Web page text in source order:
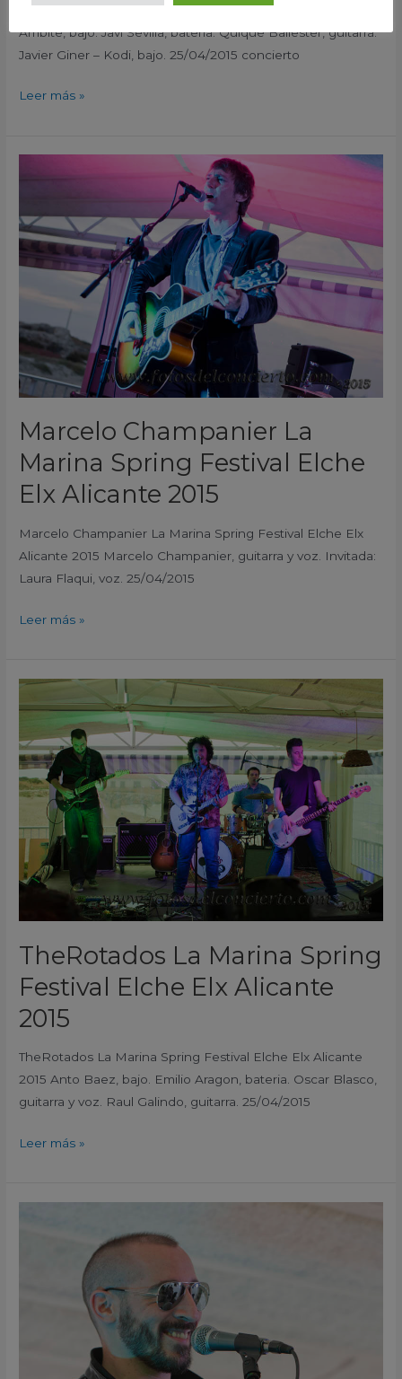
guitarra y voz. Sotos Band: Juan Carlos Sotos, guitarra y voz.
Ambite, bajo. Javi Sevilla, bateria. Quique Ballester, guitarra.
Javier Giner – Kodi, bajo. 25/04/2015 concierto
Leer más »
Marcelo Champanier La
Marina Spring Festival Elche
Elx Alicante 2015
Marcelo Champanier La Marina Spring Festival Elche Elx
Alicante 2015 Marcelo Champanier, guitarra y voz. Invitada:
Laura Flaqui, voz. 25/04/2015
Marina
Spring
Elx
Alicante
2015
Leer más »
TheRotados La Marina Spring
Festival Elche Elx Alicante
2015
TheRotados La Marina Spring Festival Elche Elx Alicante
2015 Anto Baez, bajo. Emilio Aragon, bateria. Oscar Blasco,
guitarra y voz. Raul Galindo, guitarra. 25/04/2015
TheRotados
La
Marina
Spring
Festival
Elche
Elx
Alicante
2015
Leer más »